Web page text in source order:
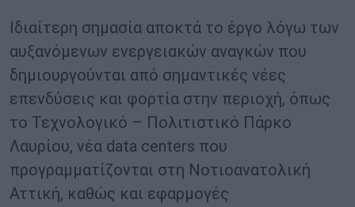
Ιδιαίτερη σημασία αποκτά το έργο λόγω των
αυξανόμενων ενεργειακών αναγκών που
δημιουργούνται από σημαντικές νέες
επενδύσεις και φορτία στην περιοχή, όπως
το Τεχνολογικό – Πολιτιστικό Πάρκο
Λαυρίου, νέα data centers που
προγραμματίζονται στη Νοτιοανατολική
Αττική, καθώς και εφαρμογές